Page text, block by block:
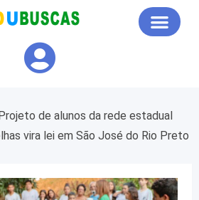
de alunos da rede estadual
vira lei em São José do Rio Preto